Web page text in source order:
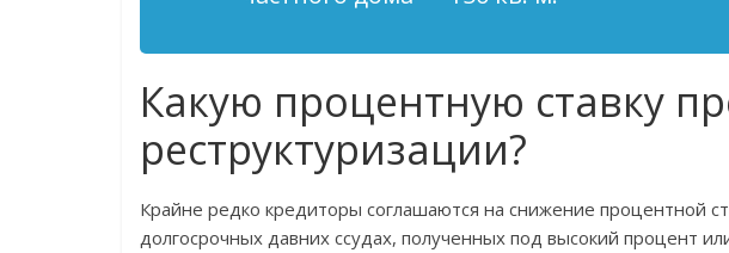
Какую процентную ставку
реструктуризации?
Крайне редко кредиторы соглашаются на снижение процентной
долгосрочных давних ссудах, полученных под высокий процент